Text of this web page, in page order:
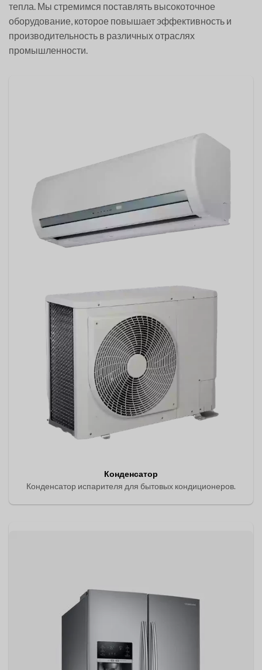
тепла. Мы стремимся поставлять высокоточное
оборудование, которое повышает эффективность и
производительность в различных отраслях
промышленности.
Конденсатор
Конденсатор испарителя для бытовых кондиционеров.